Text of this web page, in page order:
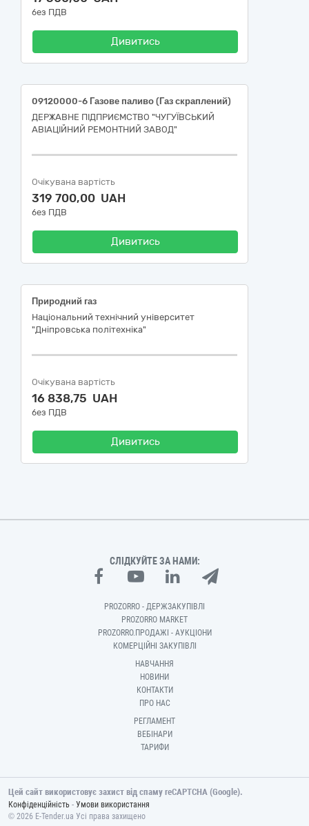
без ПДВ
Дивитись
09120000-6 Газове паливо (Газ скраплений)
ДЕРЖАВНЕ ПІДПРИЄМСТВО "ЧУГУЇВСЬКИЙ
АВІАЦІЙНИЙ РЕМОНТНИЙ ЗАВОД"
Очікувана вартість
319 700,00 UAH
без ПДВ
Дивитись
Природний газ
Національний технічний університет
"Дніпровська політехніка"
Очікувана вартість
16 838,75 UAH
без ПДВ
Дивитись
СЛІДКУЙТЕ ЗА НАМИ:
PROZORRO - ДЕРЖЗАКУПІВЛІ
PROZORRO MARKET
PROZORRO.ПРОДАЖІ - АУКЦІОНИ
КОМЕРЦІЙНІ ЗАКУПІВЛІ
НАВЧАННЯ
НОВИНИ
КОНТАКТИ
ПРО НАС
РЕГЛАМЕНТ
ВЕБІНАРИ
ТАРИФИ
Цей сайт використовує захист від спаму reCAPTCHA (Google).
Конфіденційність - Умови використання
© 2026 E-Tender.ua Усі права захищено